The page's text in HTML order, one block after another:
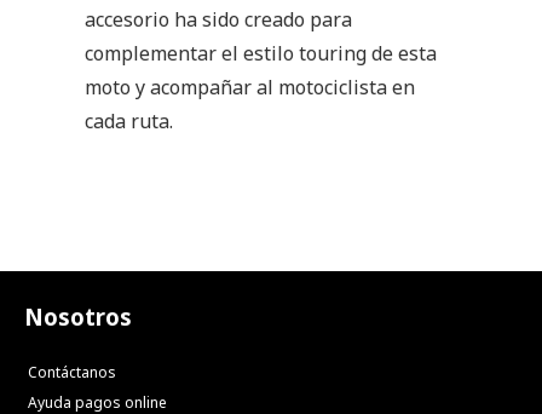
accesorio ha sido creado para
complementar el estilo touring de esta
moto y acompañar al motociclista en
cada ruta.
Nosotros
Contáctanos
Ayuda pagos online